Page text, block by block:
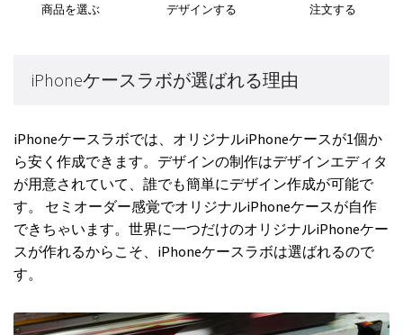
商品を選ぶ デザインする 注文する
iPhoneケースラボが選ばれる理由
iPhoneケースラボでは、オリジナルiPhoneケースが1個か
ら安く作成できます。デザインの制作はデザインエディタ
が用意されていて、誰でも簡単にデザイン作成が可能で
す。 セミオーダー感覚でオリジナルiPhoneケースが自作
できちゃいます。世界に一つだけのオリジナルiPhoneケー
スが作れるからこそ、iPhoneケースラボは選ばれるので
す。